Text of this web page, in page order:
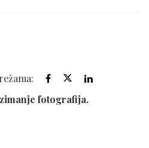
fotografija.